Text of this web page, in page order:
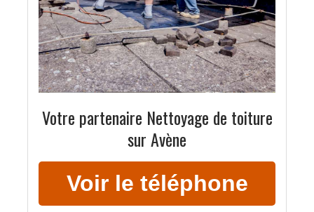
Votre partenaire Nettoyage de toiture
sur Avène